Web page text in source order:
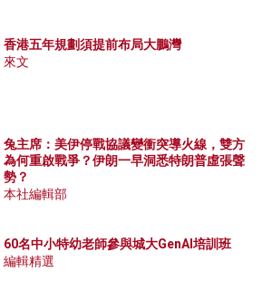
香港五年規劃須提前布局大鵬灣
來文
兔主席：美伊停戰協議變衝突導火線，雙方
為何重啟戰爭？伊朗一早洞悉特朗普虛張聲
勢？
本社編輯部
60名中小特幼老師參與城大GenAI培訓班
編輯精選